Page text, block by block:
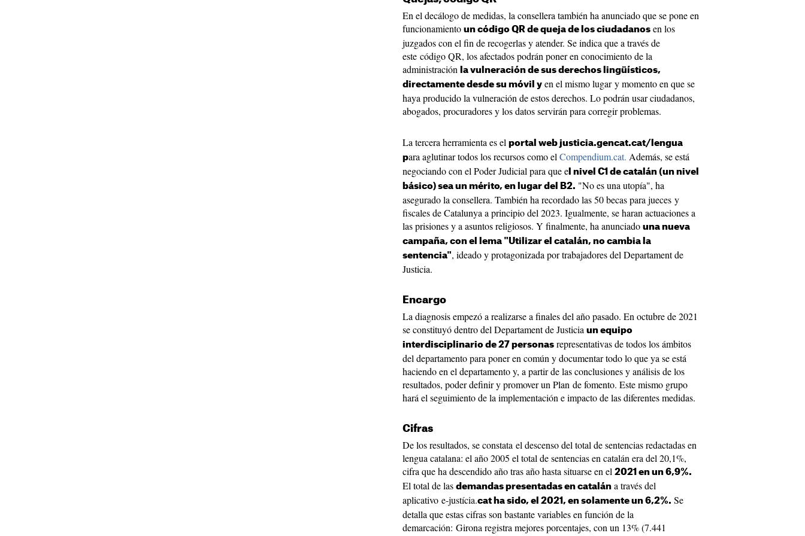
En el decálogo de medidas, la consellera también ha anunciado que se pone en
funcionamiento un código QR de queja de los ciudadanos en los
juzgados con el fin de recogerlas y atender. Se indica que a través de
este código QR, los afectados podrán poner en conocimiento de la
administración
la vulneración de sus derechos lingüísticos,
directamente desde su móvil y en el mismo lugar y momento en que se
haya producido la vulneración de estos derechos. Lo podrán usar ciudadanos,
abogados, procuradores y los datos servirán para corregir problemas.
La tercera herramienta es el portal web justicia.gencat.cat/lengua
para aglutinar todos los recursos como el Compendium.cat. Además, se está
negociando con el Poder Judicial para que e l nivel C1 de catalán (un nivel
básico) sea un mérito, en lugar del B2. "No es una utopía", ha
asegurado la consellera. También ha recordado las 50 becas para jueces y
fiscales de Catalunya a principio del 2023. Igualmente, se haran actuaciones a
las prisiones y a asuntos religiosos. Y finalmente, ha anunciado una nueva
campaña, con el lema "Utilizar el catalán, no cambia la
sentencia", ideado y protagonizada por trabajadores del Departament de
Justicia.
Encargo
La diagnosis empezó a realizarse a finales del año pasado. En octubre de 2021
se constituyó dentro del Departament de Justicia un equipo
interdisciplinario de 27 personas representativas de todos los ámbitos
del departamento para poner en común y documentar todo lo que ya se está
haciendo en el departamento y, a partir de las conclusiones y análisis de los
resultados, poder definir y promover un Plan de fomento. Este mismo grupo
hará el seguimiento de la implementación e impacto de las diferentes medidas.
Cifras
De los resultados, se constata el descenso del total de sentencias redactadas en
lengua catalana: el año 2005 el total de sentencias en catalán era del 20,1%,
cifra que ha descendido año tras año hasta situarse en el 2021 en un 6,9%.
El total de las demandas presentadas en catalán a través del
aplicativo e-justícia.cat ha sido, el 2021, en solamente un 6,2%. Se
detalla que estas cifras son bastante variables en función de la
demarcación: Girona registra mejores porcentajes, con un 13% (7.441